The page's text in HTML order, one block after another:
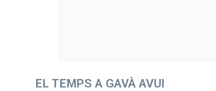
EL TEMPS A GAVÀ AVUI